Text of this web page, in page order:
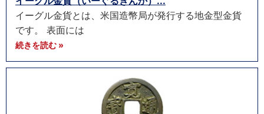
イーグル金貨とは、米国造幣局が発行する地金型金貨
です。 表面には
続きを読む »